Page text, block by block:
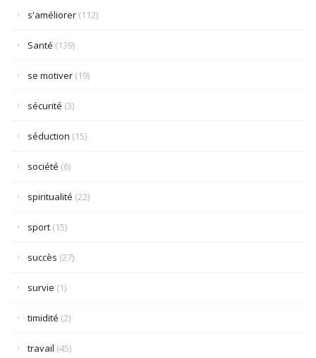
s'améliorer (112)
Santé (139)
se motiver (19)
sécurité (3)
séduction (15)
société (6)
spiritualité (22)
sport (15)
succès (27)
survie (1)
timidité (2)
travail (45)